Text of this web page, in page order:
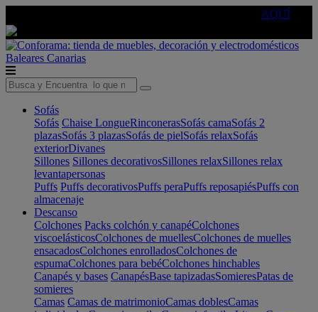
AQUÍ
Baleares Canarias
Sofás
Sofás Chaise LongueRinconerasSofás camaSofás 2
plazasSofás 3 plazasSofás de pielSofás relaxSofás
exteriorDivanes
Sillones Sillones decorativosSillones relaxSillones relax
levantapersonas
Puffs Puffs decorativosPuffs peraPuffs reposapiésPuffs con
almacenaje
Descanso
Colchones Packs colchón y canapéColchones
viscoelásticosColchones de muellesColchones de muelles
ensacadosColchones enrolladosColchones de
espumaColchones para bebéColchones hinchables
Canapés y bases CanapésBase tapizadasSomieresPatas de
somieres
Camas Camas de matrimonioCamas doblesCamas